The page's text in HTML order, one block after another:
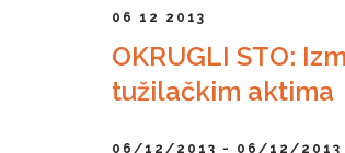
06 12 2013
OKRUGLI STO:
tužilačkim aktima
06/12/2013 - 06/12/2013